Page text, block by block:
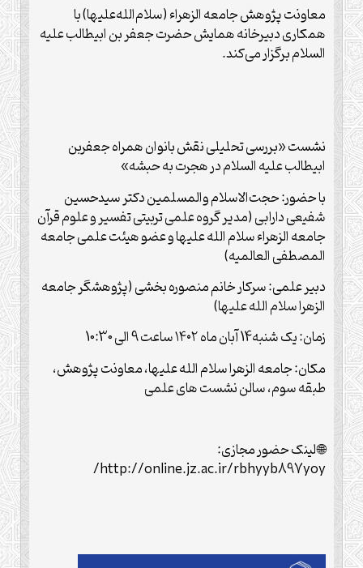
معاونت پژوهش جامعه الزهراء (سلام‌الله‌علیها) با
همکاری دبیرخانه همایش حضرت جعفر بن ابیطالب علیه
السلام برگزار می‌کند.
نشست «بررسی تحلیلی نقش بانوان همراه جعفربن
ابیطالب علیه السلام در هجرت به حبشه»
با حضور: حجت‌الاسلام والمسلمین دکتر سیدحسین
شفیعی دارابی (مدیر گروه علمی تربیتی تفسیر و علوم قرآن
جامعه الزهراء سلام الله علیها و عضو هیئت علمی جامعه
المصطفی العالمیه)
دبیر علمی: سرکار خانم منصوره بخشی (پژوهشگر جامعه
الزهرا سلام الله علیها)
زمان: یک شنبه14 آبان ماه ۱۴۰۲ ساعت 9 الی 10:30
مکان: جامعه الزهرا سلام الله علیها، معاونت پژوهش،
طبقه سوم، سالن نشست های علمی
🌐 لینک حضور مجازی:
http://online.jz.ac.ir/rbhyyb897yoy/